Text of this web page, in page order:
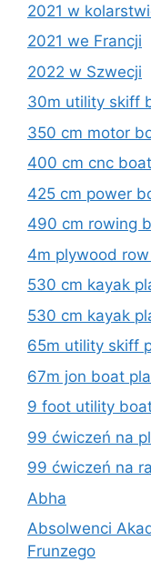
2021 w
2021 we Francji
2022 w Szwecji
30m utility skiff
350 cm motor
400 cm cnc
425 cm power
490 cm rowing
4m plywood
530 cm kayak
530 cm kayak
65m utility skiff
67m jon boat
9 foot utility
99 ćwiczeń na
99 ćwiczeń na
Abha
Absolwenci
Frunzego